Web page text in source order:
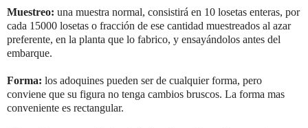
Muestreo: una muestra normal, consistirá en 10 losetas enteras, por
cada 15000 losetas o fracción de ese cantidad muestreados al azar
preferente, en la planta que lo fabrico, y ensayándolos antes del
embarque.
Forma: los adoquines pueden ser de cualquier forma, pero
conviene que su figura no tenga cambios bruscos. La forma mas
conveniente es rectangular.